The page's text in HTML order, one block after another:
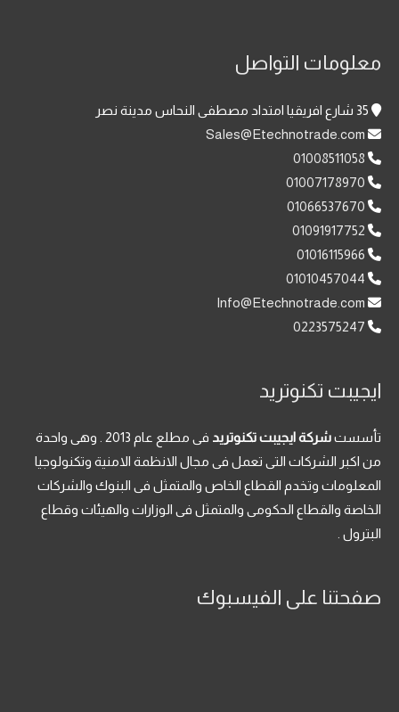
معلومات التواصل
01008511058
01007178970
01066537670
01091917752
01016115966
01010457044
0223575247
ايجيبت تكنوتريد
تأسستشركة ايجيبت تكنوتريد
فى مطلع عام 2013 . وهى واحدة
من اكبر الشركات التى تعمل فى مجال الانظمة الامنية وتكنولوجيا
المعلومات وتخدم القطاع الخاص والمتمثل فى البنوك والشركات
الخاصة والقطاع الحكومى والمتمثل فى الوزارات والهيئات وقطاع
البترول .
صفحتنا على الفيسبوك